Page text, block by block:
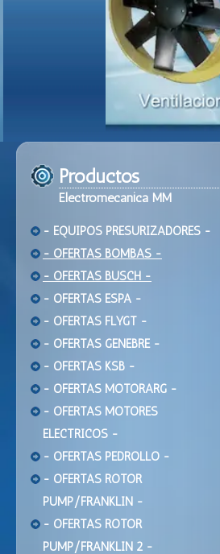
Productos
Electromecanica MM
- EQUIPOS PRESURIZADORES -
- OFERTAS BOMBAS -
- OFERTAS BUSCH -
- OFERTAS ESPA -
- OFERTAS FLYGT -
- OFERTAS GENEBRE -
- OFERTAS KSB -
- OFERTAS MOTORARG -
- OFERTAS MOTORES
ELECTRICOS -
- OFERTAS PEDROLLO -
- OFERTAS ROTOR
PUMP/FRANKLIN -
- OFERTAS ROTOR
PUMP/FRANKLIN 2 -